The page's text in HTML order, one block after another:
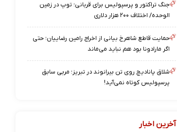
جنگ تراکتور و پرسپولیس برای قربانی؛ توپ در زمین
الوحده/ اختلاف ۲۰۰ هزار دلاری
حمایت قاطع شاهرخ بیانی از اخراج رامین رضاییان؛ حتی
اگر مارادونا بود هم نباید می‌ماند
شلاق پانادیچ روی تن بیرانوند در تبریز؛ مربی سابق
پرسپولیس کوتاه نمی‌آید!
آخرین اخبار